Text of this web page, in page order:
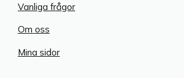
Vanliga frågor
Om oss
Mina sidor